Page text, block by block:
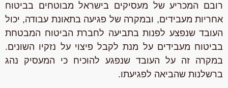
רובם המכריע של מעסיקים בישראל מבוטחים בביטוח
אחריות מעבידים, ובמקרה של פגיעה בתאונת עבודה, יכול
העובד שנפצע לפנות בתביעה לחברת הביטוח המבטחת
בביטוח מעבידים על מנת לקבל פיצוי על נזקיו השונים.
במקרה זה על העובד שנפגע להוכיח כי המעסיק נהג
ברשלנות שהביאה לפגיעתו.